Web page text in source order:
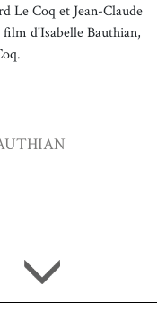
Le Coq et Jean-Claude
film d'Isabelle Bauthian,